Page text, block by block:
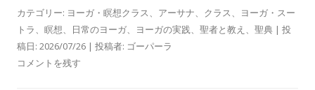
カテゴリー: ヨーガ・瞑想クラス アーサナ クラス
ヨーガ・スー
トラ
瞑想 日常のヨーガ ヨーガの実践 聖者と教え 聖典 | 投
稿日: 2026/07/26 | 投稿者: ゴーパーラ
コメントを残す